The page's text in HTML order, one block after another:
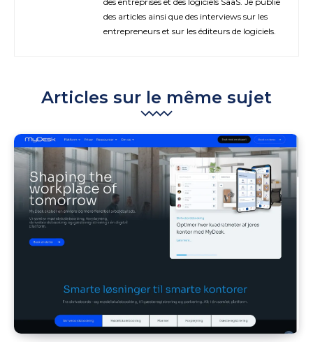
des articles ainsi que des interviews sur les
entrepreneurs et sur les éditeurs de logiciels.
Articles sur le même sujet